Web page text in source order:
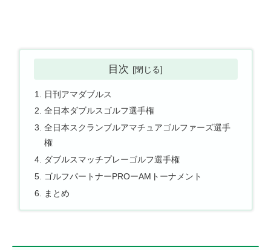
目次
日刊アマダブルス
全日本ダブルスゴルフ選手権
全日本スクランブルアマチュアゴルファーズ選手
権
ダブルスマッチプレーゴルフ選手権
ゴルフパートナーPROーAMトーナメント
まとめ